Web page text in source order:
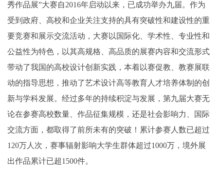
秀作品展”大赛自2016年启动以来，已成功举办九届。作为
受到政府、高校和企业关注支持的具有突破性和建设性的重
要竞赛和展示交流活动，大赛以国际化、学术性、专业性和
公益性为特色，以其高规格、高品质的展赛内容和交流形式
带动了我国的高校设计创新实践，本着以赛促教、教赛展联
动的指导思想，推动了艺术设计高等教育人才培养体制的创
新与学科发展。经过多年的持续积淀与发展，第九届大赛无
论在参赛高校数量、作品征集规模，还是社会影响力、国际
交流方面，都取得了前所未有的突破！累计参赛人数已超过
120万人次，赛事辐射影响大学生群体超过1000万，境外展
出作品累计已超1500件。